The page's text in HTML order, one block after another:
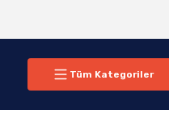
Tüm Kategoriler